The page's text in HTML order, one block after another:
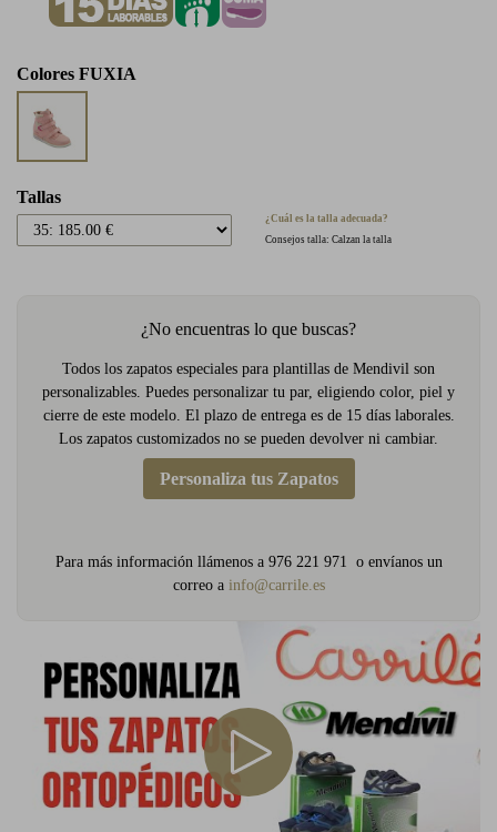
Colores FUXIA
Tallas
¿Cuál es la talla adecuada?
Consejos talla: Calzan la talla
¿No encuentras lo que buscas?
Todos los zapatos especiales para plantillas de Mendivil son
personalizables. Puedes personalizar tu par, eligiendo color, piel y
cierre de este modelo. El plazo de entrega es de 15 días laborales.
Los zapatos customizados no se pueden devolver ni cambiar.
Personaliza tus Zapatos
Para más información llámenos a 976 221 971 o envíanos un
correo a info@carrile.es